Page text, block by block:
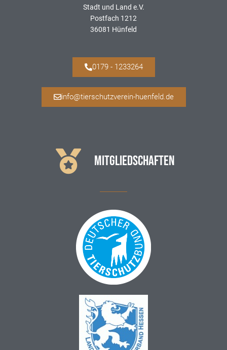
Stadt und Land e.V.
Postfach 1212
36081 Hünfeld
0179 - 1233264
info@tierschutzverein-huenfeld.de
MITGLIEDSCHAFTEN